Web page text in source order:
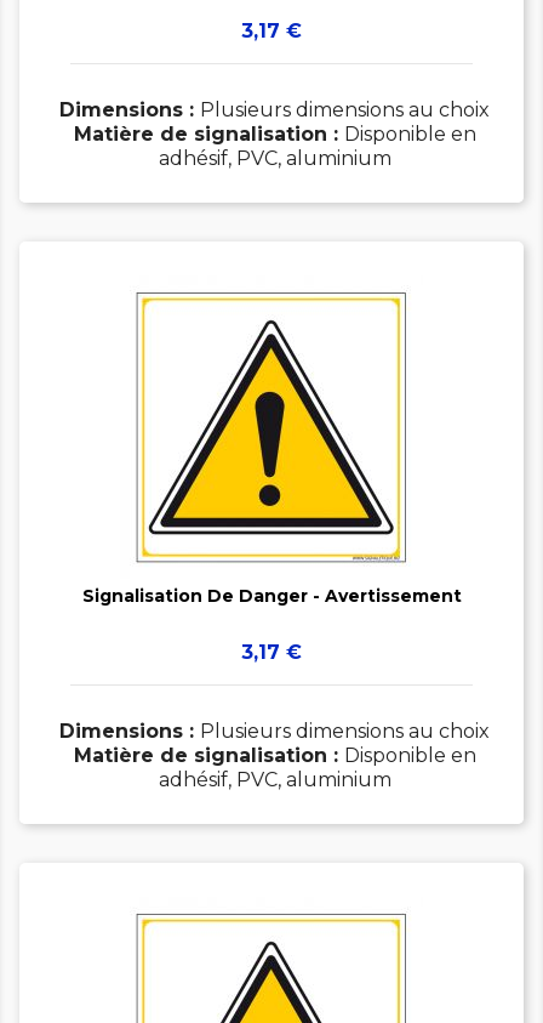
Prix
3,17 €
Dimensions : Plusieurs dimensions au choix
Matière de signalisation : Disponible en
adhésif, PVC, aluminium


Signalisation De Danger - Avertissement
Prix
3,17 €
Dimensions : Plusieurs dimensions au choix
Matière de signalisation : Disponible en
adhésif, PVC, aluminium